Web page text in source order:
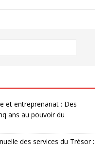
et entreprenariat : Des
ans au pouvoir du
des services du Trésor :